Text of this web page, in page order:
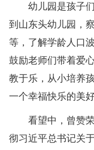
幼儿园是孩子
到山东头幼儿园，
等，了解学龄人口
鼓励老师们带着爱
教于乐，从小培养
一个幸福快乐的美好
看望中，曾赞
彻习近平总书记关